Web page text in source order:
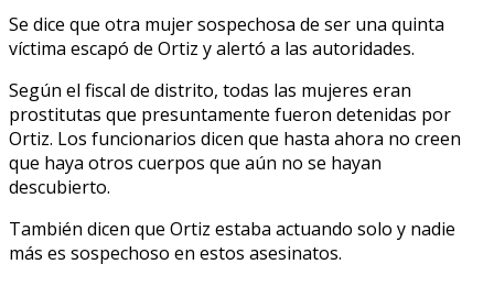
Se dice que otra mujer sospechosa de ser una quinta
víctima escapó de Ortiz y alertó a las autoridades.
Según el fiscal de distrito, todas las mujeres eran
prostitutas que presuntamente fueron detenidas por
Ortiz. Los funcionarios dicen que hasta ahora no creen
que haya otros cuerpos que aún no se hayan
descubierto.
También dicen que Ortiz estaba actuando solo y nadie
más es sospechoso en estos asesinatos.